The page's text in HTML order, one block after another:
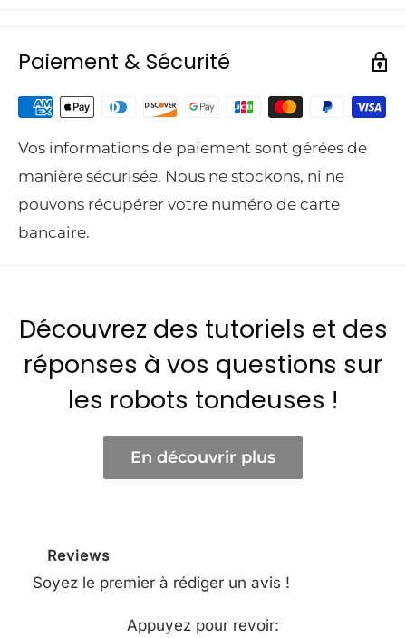
dispose d'un capteur de levage intégré qui
capteur de collision qui reconnaît les obstacles.
Tonte aléatoire pour une pelouse parfaite.
Module de connexion avec GPS intégré pour la
gestion à distance via l'application Cramer.
Bouton d'arrêt d'urgence.
robot entraîne l'arrêt immédiat du moteur de
Capteurs de collision.
Lames Cutter résistantes.
Étanchéité IP X5
Niveau sonore (dB)
58
Paiement & Sécurité
Vos informations de paiement sont gérées de
manière sécurisée. Nous ne stockons, ni ne
pouvons récupérer votre numéro de carte
bancaire.
Découvrez des tutoriels et des
réponses à vos questions sur
les robots tondeuses !
En découvrir plus
Reviews
Soyez le premier à rédiger un avis !
Appuyez pour revoir: